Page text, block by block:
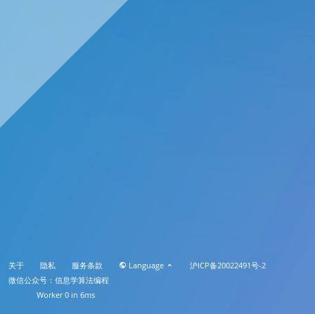
关于 隐私 服务条款 Language
沪ICP备20022491号-2
微信公众号：信息学算法编程
Worker 0 in 6ms